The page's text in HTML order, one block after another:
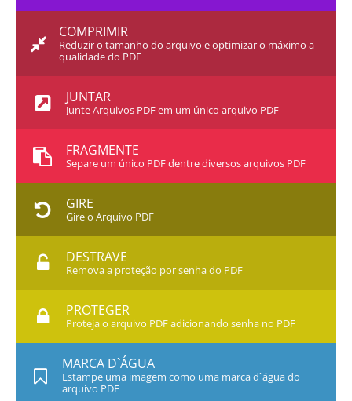
COMPRIMIR
Reduzir o tamanho do arquivo e optimizar o máximo a
qualidade do PDF
JUNTAR
Junte Arquivos PDF em um único arquivo PDF
FRAGMENTE
Separe um único PDF dentre diversos arquivos PDF
GIRE
Gire o Arquivo PDF
DESTRAVE
Remova a proteção por senha do PDF
PROTEGER
Proteja o arquivo PDF adicionando senha no PDF
MARCA D`ÁGUA
Estampe uma imagem como uma marca d`água do
arquivo PDF